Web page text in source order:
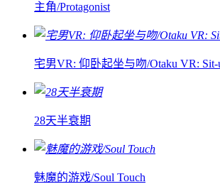
主角/Protagonist
宅男VR: 仰卧起坐与吻/Otaku VR: Sit-
28天半衰期
魅魔的游戏/Soul Touch